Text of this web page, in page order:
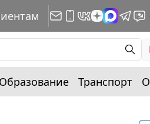
Образование Транспорт